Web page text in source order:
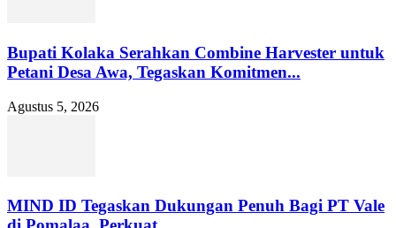
Bupati Kolaka Serahkan Combine Harvester untuk
Petani Desa Awa, Tegaskan Komitmen...
Agustus 5, 2026
MIND ID Tegaskan Dukungan Penuh Bagi PT Vale